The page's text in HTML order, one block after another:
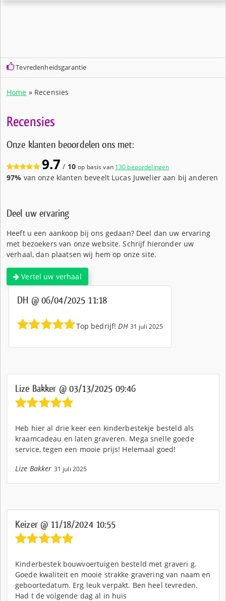
Tevredenheidsgarantie
Home » Recensies
Recensies
Onze klanten beoordelen ons met:
9.7 / 10 op basis van 130 beoordelingen
97% van onze klanten beveelt Lucas Juwelier aan bij anderen
Deel uw ervaring
Heeft u een aankoop bij ons gedaan? Deel dan uw ervaring
met bezoekers van onze website. Schrijf hieronder uw
verhaal, dan plaatsen wij hem op onze site.
Vertel uw verhaal
DH @ 06/04/2025 11:18
Top bedrijf! DH 31 juli 2025
Lize Bakker @ 03/13/2025 09:46
Heb hier al drie keer een kinderbestekje besteld als
kraamcadeau en laten graveren. Mega snelle goede
service, tegen een mooie prijs! Helemaal goed!
Lize Bakker 31 juli 2025
Keizer @ 11/18/2024 10:55
Kinderbestek bouwvoertuigen besteld met graveri g.
Goede kwaliteit en mooie strakke gravering van naam en
geboortedatum. Erg leuk verpakt. Ben heel tevreden.
Had t de volgende dag al in huis